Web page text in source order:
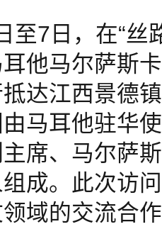
至7日，在“丝
他马尔萨斯
达江西景德
马耳他驻华
席、马尔萨
成。此次访
域的交流合